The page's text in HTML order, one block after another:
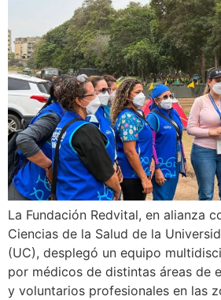
La Fundación Redvital, en alianza
Ciencias de la Salud de la
(UC), desplegó un equipo
por médicos de distintas áreas de
y voluntarios profesionales en las